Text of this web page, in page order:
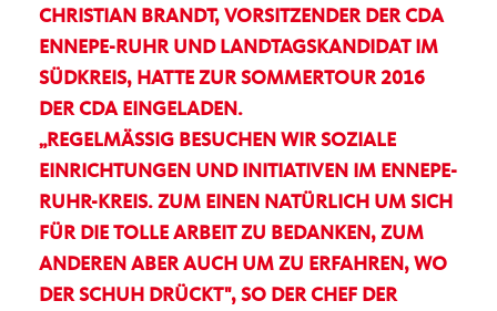
CHRISTIAN BRANDT, VORSITZENDER DER CDA
ENNEPE-RUHR UND LANDTAGSKANDIDAT IM
SÜDKREIS, HATTE ZUR SOMMERTOUR 2016
DER CDA EINGELADEN.
REGELMÄSSIG BESUCHEN WIR SOZIALE E
INRICHTUNGEN UND INITIATIVEN IM ENNEPE-R
UHR-KREIS. ZUM EINEN NATÜRLICH UM SICH F
ÜR DIE TOLLE ARBEIT ZU BEDANKEN, ZUM A
NDEREN ABER AUCH UM ZU ERFAHREN, WO D
ER SCHUH DRÜCKT", SO DER CHEF DER S